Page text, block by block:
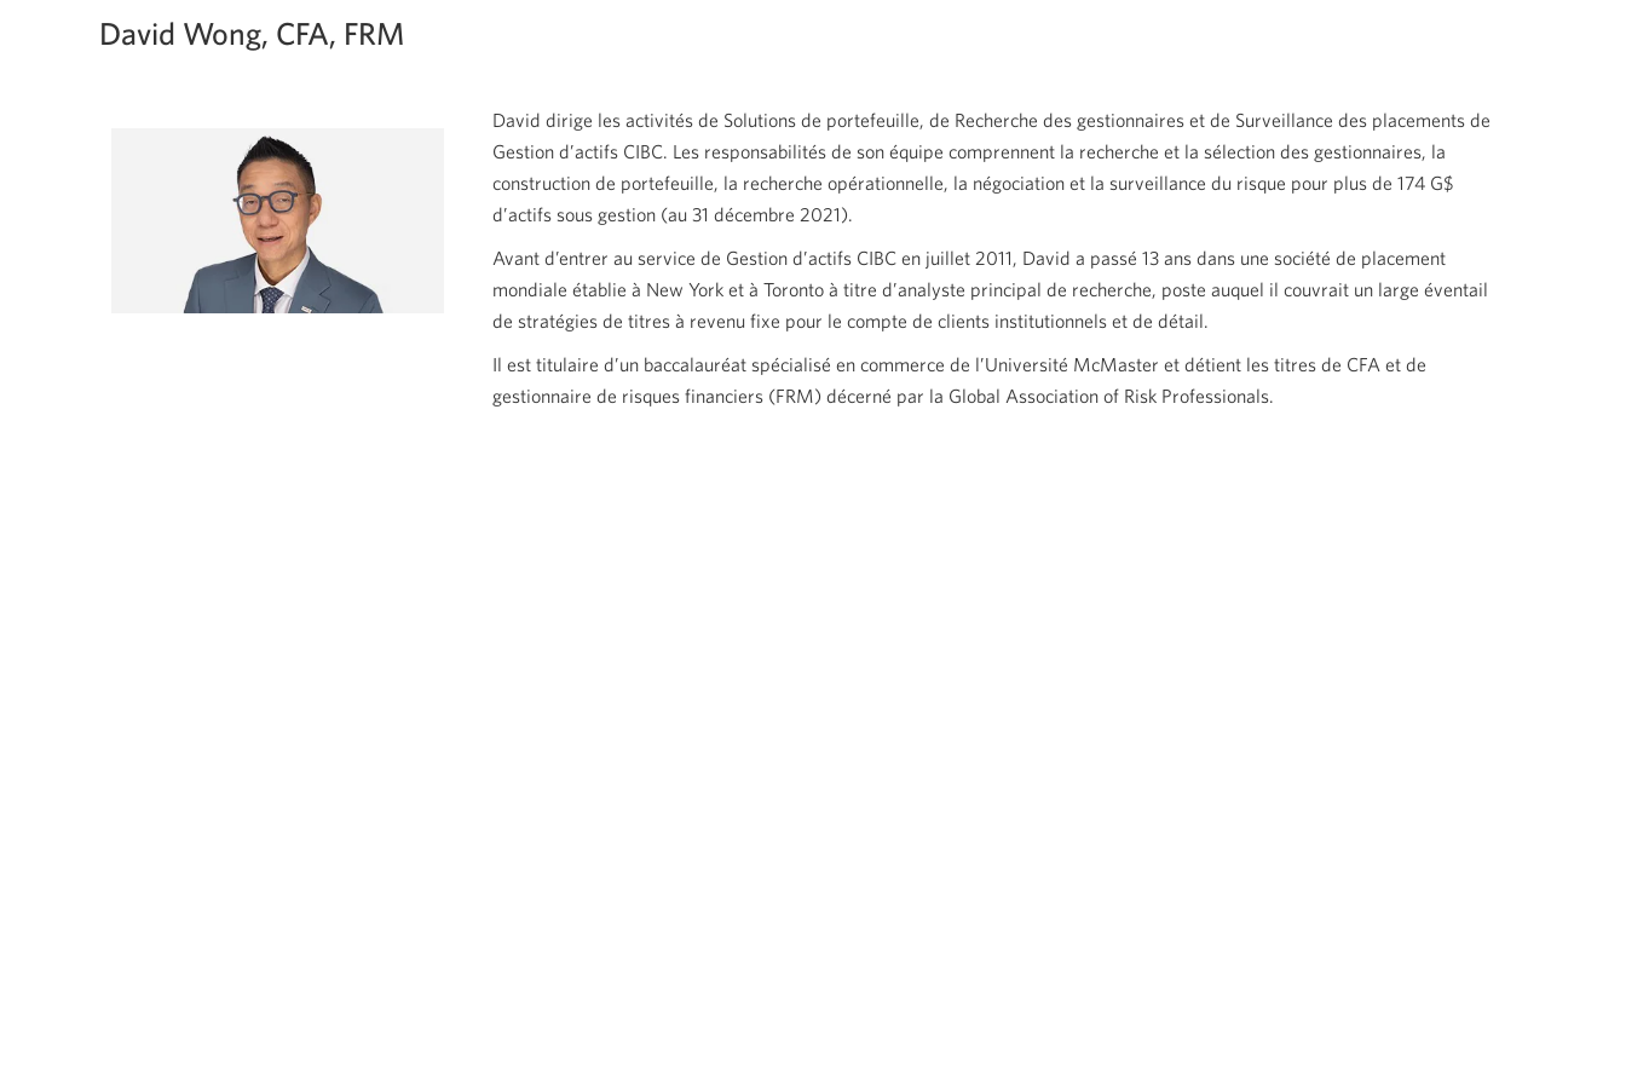
David Wong, CFA, FRM
David dirige les activités de Solutions de portefeuille, de Recherche des gestionnaires et de Surveillance des placements de
Gestion d’actifs CIBC. Les responsabilités de son équipe comprennent la recherche et la sélection des gestionnaires, la
construction de portefeuille, la recherche opérationnelle, la négociation et la surveillance du risque pour plus de 174 G$
d’actifs sous gestion (au 31 décembre 2021).
Avant d’entrer au service de Gestion d’actifs CIBC en juillet 2011, David a passé 13 ans dans une société de placement
mondiale établie à New York et à Toronto à titre d’analyste principal de recherche, poste auquel il couvrait un large éventail
de stratégies de titres à revenu fixe pour le compte de clients institutionnels et de détail.
Il est titulaire d’un baccalauréat spécialisé en commerce de l’Université McMaster et détient les titres de CFA et de
gestionnaire de risques financiers (FRM) décerné par la Global Association of Risk Professionals.